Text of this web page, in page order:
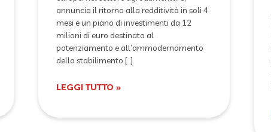
annuncia il ritorno alla redditività in soli 4
mesi e un piano di investimenti da 12
milioni di euro destinato al
potenziamento e all’ammodernamento
dello stabilimento […]
LEGGI TUTTO »